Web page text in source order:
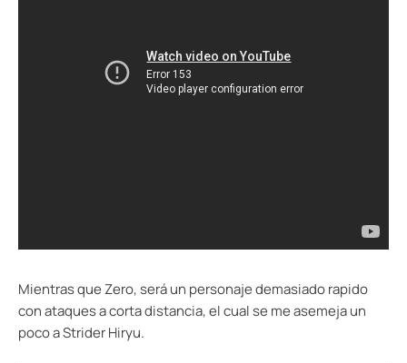
Mientras que Zero, será un personaje demasiado rapido
con ataques a corta distancia, el cual se me asemeja un
poco a Strider Hiryu.